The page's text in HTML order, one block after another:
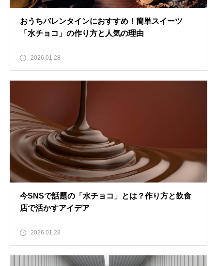
おうちバレンタインにおすすめ！簡単スイーツ
「水チョコ」の作り方と人気の理由
2026.01.28
今SNSで話題の「水チョコ」とは？作り方と飲食
店で活かすアイデア
2026.01.28